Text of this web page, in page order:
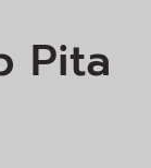
Pita